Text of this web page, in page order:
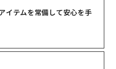
イテムを常備して安心を手